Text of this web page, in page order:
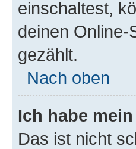
einschaltest,
deinen
gezählt.
Nach oben
Ich habe
Das ist nicht